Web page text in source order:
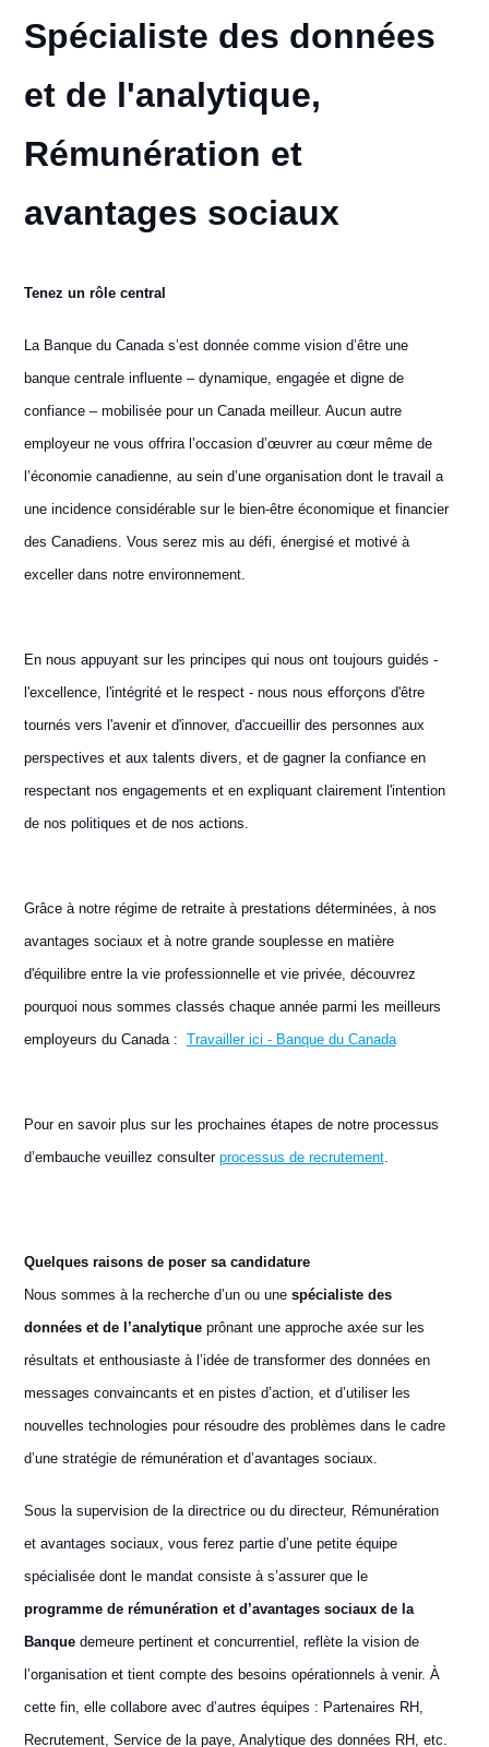
Spécialiste des données
et de l'analytique,
Rémunération et
avantages sociaux
Tenez un rôle central
La Banque du Canada s’est donnée comme vision d’être une
banque centrale influente – dynamique, engagée et digne de
confiance – mobilisée pour un Canada meilleur. Aucun autre
employeur ne vous offrira l’occasion d’œuvrer au cœur même de
l’économie canadienne, au sein d’une organisation dont le travail a
une incidence considérable sur le bien-être économique et financier
des Canadiens. Vous serez mis au défi, énergisé et motivé à
exceller dans notre environnement.
En nous appuyant sur les principes qui nous ont toujours guidés -
l'excellence, l'intégrité et le respect - nous nous efforçons d'être
tournés vers l'avenir et d'innover, d'accueillir des personnes aux
perspectives et aux talents divers, et de gagner la confiance en
respectant nos engagements et en expliquant clairement l'intention
de nos politiques et de nos actions.
Grâce à notre régime de retraite à prestations déterminées, à nos
avantages sociaux et à notre grande souplesse en matière
d'équilibre entre la vie professionnelle et vie privée, découvrez
pourquoi nous sommes classés chaque année parmi les meilleurs
employeurs du Canada : Travailler ici - Banque du Canada
Pour en savoir plus sur les prochaines étapes de notre processus
d’embauche veuillez consulter processus de recrutement.
Quelques raisons de poser sa candidature
Nous sommes à la recherche d’un ou une spécialiste des
données et de l’analytiqueprônant une approche axée sur les
résultats et enthousiaste à l’idée de transformer des données en
messages convaincants et en pistes d’action, et d’utiliser les
nouvelles technologies pour résoudre des problèmes dans le cadre
d’une stratégie de rémunération et d’avantages sociaux.
Sous la supervision de la directrice ou du directeur, Rémunération
et avantages sociaux, vous ferez partie d’une petite équipe
spécialisée dont le mandat consiste à s’assurer que le
programme de rémunération et d’avantages sociaux de la
Banquedemeure pertinent et concurrentiel, reflète la vision de
l’organisation et tient compte des besoins opérationnels à venir. À
cette fin, elle collabore avec d’autres équipes : Partenaires RH,
Recrutement, Service de la paye, Analytique des données RH, etc.